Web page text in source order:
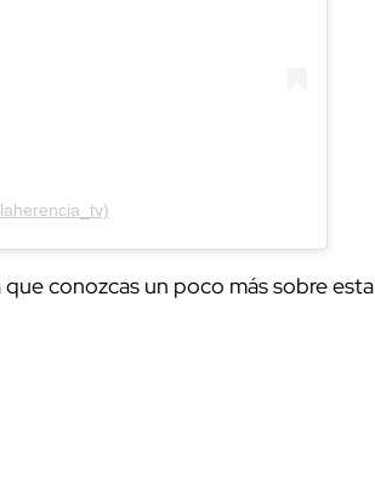
que conozcas un poco más sobre esta